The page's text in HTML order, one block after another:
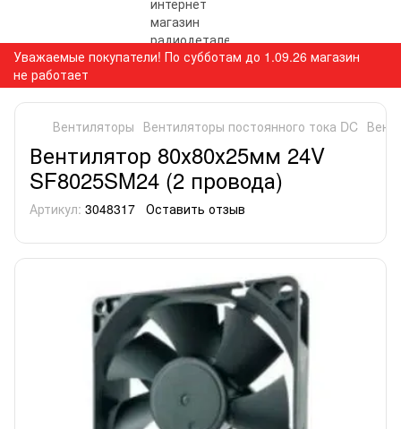
Уважаемые покупатели! По субботам до 1.09.26 магазин
не работает
Вентиляторы Вентиляторы постоянного тока DC
Вентилятор 80х80х25мм 24V
SF8025SM24 (2 провода)
Артикул: 3048317 Оставить отзыв